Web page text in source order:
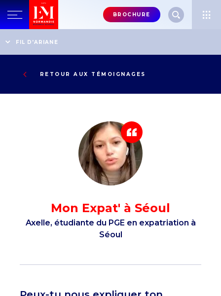
Menu
header-
BROCHURE
FIL D'ARIANE
Axelle, étudiante du PGE en expatriation à Séoul
RETOUR AUX TÉMOIGNAGES
Mon Expat' à Séoul
Axelle, étudiante du PGE en expatriation à
Séoul